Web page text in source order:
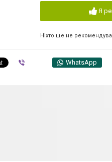
Я
Ніхто ще не
WhatsApp